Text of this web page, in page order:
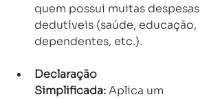
quem possui muitas despesas
dedutíveis (saúde, educação,
dependentes, etc.).
Declaração
Simplificada: Aplica um